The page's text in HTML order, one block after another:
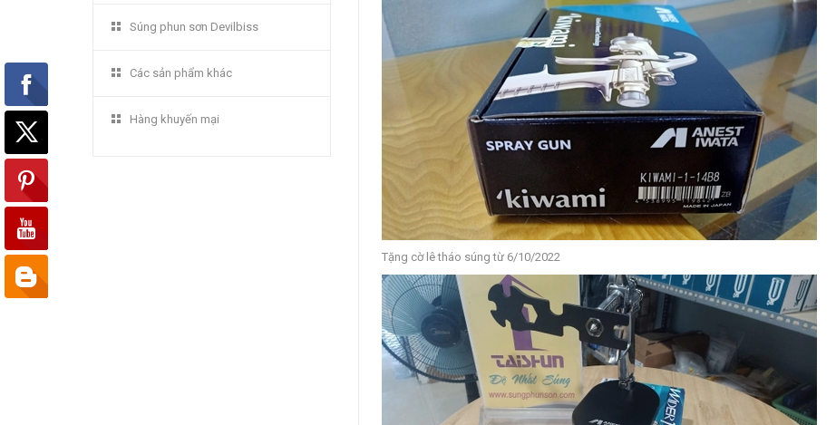
Tặng cờ lê tháo súng từ 6/10/2022
Súng phun sơn Devilbiss
Các sản phẩm khác
Hàng khuyến mại